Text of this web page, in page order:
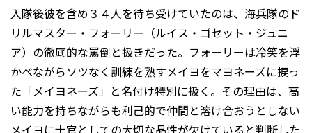
入隊後彼を含め３４人を待ち受けていたのは、海兵隊のド
リルマスター・フォーリー（ルイス・ゴセット・ジュニ
ア）の徹底的な罵倒と扱きだった。フォーリーは冷笑を浮
かべながらソツなく訓練を熟すメイヨをマヨネーズに捩っ
た「メイヨネーズ」と名付け特別に扱く。その理由は、高
い能力を持ちながらも利己的で仲間と溶け合おうとしない